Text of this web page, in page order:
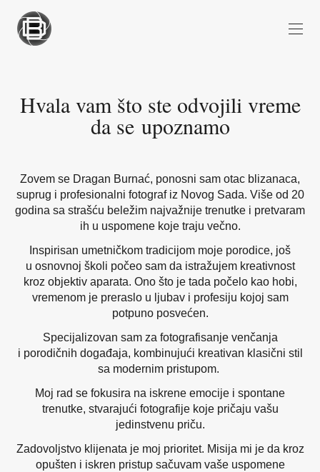
Hvala vam što ste odvojili vreme
da se upoznamo
Zovem se Dragan Burnać, ponosni sam otac blizanaca,
suprug i profesionalni fotograf iz Novog Sada. Više od 20
godina sa strašću beležim najvažnije trenutke i pretvaram
ih u uspomene koje traju večno.
Inspirisan umetničkom tradicijom moje porodice, još
u osnovnoj školi počeo sam da istražujem kreativnost
kroz objektiv aparata. Ono što je tada počelo kao hobi,
vremenom je preraslo u ljubav i profesiju kojoj sam
potpuno posvećen.
Specijalizovan sam za fotografisanje venčanja
i porodičnih događaja, kombinujući kreativan klasični stil
sa modernim pristupom.
Moj rad se fokusira na iskrene emocije i spontane
trenutke, stvarajući fotografije koje pričaju vašu
jedinstvenu priču.
Zadovoljstvo klijenata je moj prioritet. Misija mi je da kroz
opušten i iskren pristup sačuvam vaše uspomene